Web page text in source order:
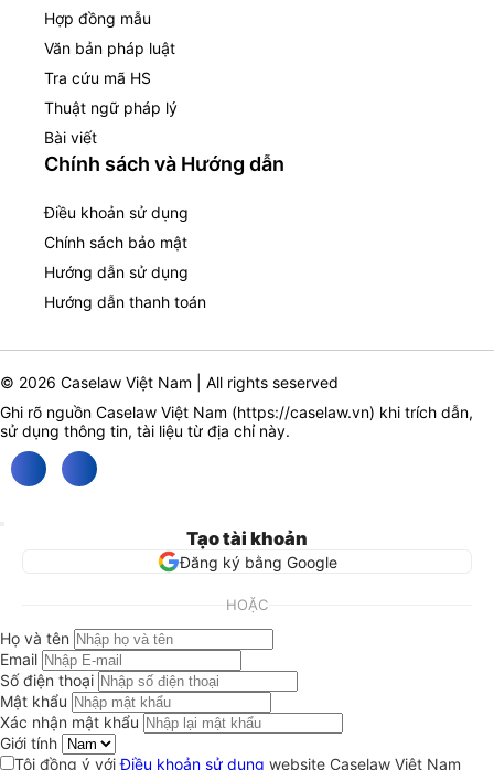
Hợp đồng mẫu
Văn bản pháp luật
Tra cứu mã HS
Thuật ngữ pháp lý
Bài viết
Chính sách và Hướng dẫn
Điều khoản sử dụng
Chính sách bảo mật
Hướng dẫn sử dụng
Hướng dẫn thanh toán
© 2026 Caselaw Việt Nam | All rights seserved
Ghi rõ nguồn Caselaw Việt Nam (https://caselaw.vn) khi trích dẫn,
sử dụng thông tin, tài liệu từ địa chỉ này.
Tạo tài khoản
Đăng ký bằng Google
HOẶC
Họ và tên
Email
Số điện thoại
Mật khẩu
Xác nhận mật khẩu
Giới tính
Tôi đồng ý vớiĐiều khoản sử dụng website Caselaw Việt Nam